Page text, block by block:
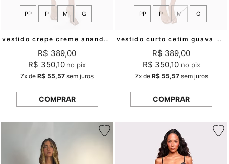
vestido crepe creme ananda mundo lolita
PP P M G
R$ 389,00
R$ 350,10 no pix
7x deR$ 55,57 sem juros
COMPRAR
vestido curto cetim guava mundo lolita
PP P M G
R$ 389,00
R$ 350,10 no pix
7xde R$ 55,57sem juros
COMPRAR